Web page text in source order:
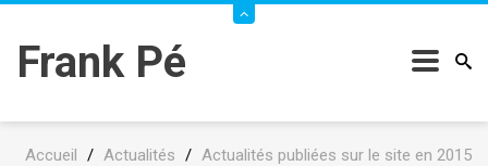
Frank Pé
Accueil / Actualités / Actualités publiées sur le site en 2015